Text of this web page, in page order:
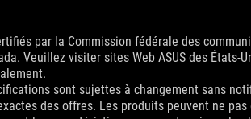
par la Commission fédérale des
Veuillez visiter sites Web ASUS des
sont sujettes à changement sans
des offres. Les produits peuvent ne